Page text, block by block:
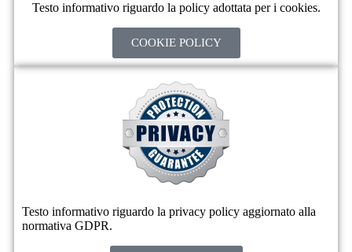
Testo informativo riguardo la policy adottata per i cookies.
COOKIE POLICY
Testo informativo riguardo la privacy policy aggiornato alla
normativa GDPR.